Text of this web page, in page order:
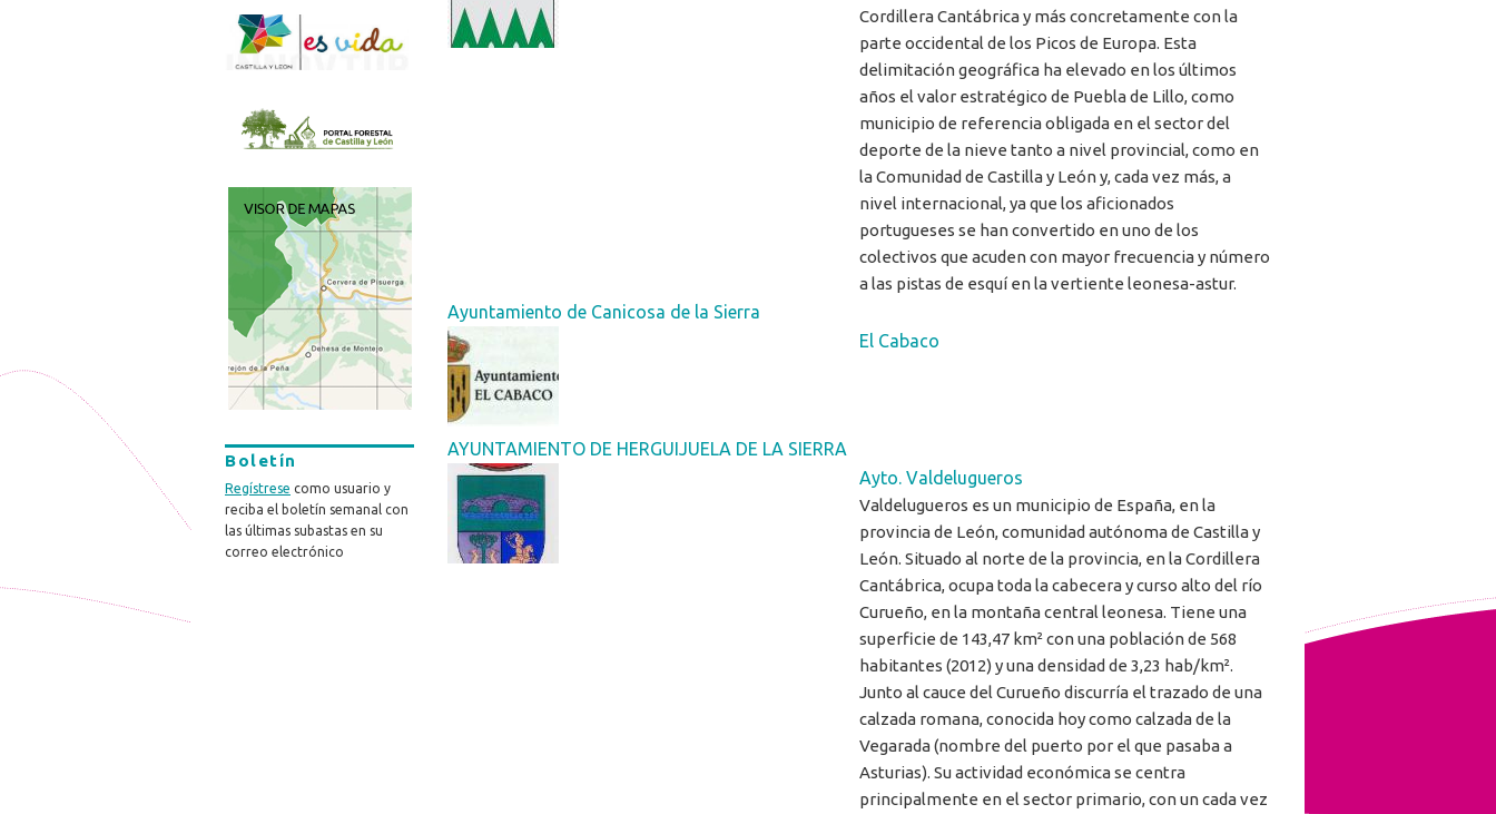
Cordillera Cantábrica y más concretamente con la
parte occidental de los Picos de Europa. Esta
delimitación geográfica ha elevado en los últimos
años el valor estratégico de Puebla de Lillo, como
municipio de referencia obligada en el sector del
deporte de la nieve tanto a nivel provincial, como en
la Comunidad de Castilla y León y, cada vez más, a
nivel internacional, ya que los aficionados
portugueses se han convertido en uno de los
colectivos que acuden con mayor frecuencia y número
a las pistas de esquí en la vertiente leonesa-astur.
Ayuntamiento de Canicosa de la Sierra
El Cabaco
AYUNTAMIENTO DE HERGUIJUELA DE LA SIERRA
Ayto. Valdelugueros
Valdelugueros es un municipio de España, en la
provincia de León, comunidad autónoma de Castilla y
León. Situado al norte de la provincia, en la Cordillera
Cantábrica, ocupa toda la cabecera y curso alto del río
Curueño, en la montaña central leonesa. Tiene una
superficie de 143,47 km² con una población de 568
habitantes (2012) y una densidad de 3,23 hab/km².
Junto al cauce del Curueño discurría el trazado de una
calzada romana, conocida hoy como calzada de la
Vegarada (nombre del puerto por el que pasaba a
Asturias). Su actividad económica se centra
principalmente en el sector primario, con un cada vez
Boletín
Regístrese como usuario y
reciba el boletín semanal con
las últimas subastas en su
correo electrónico